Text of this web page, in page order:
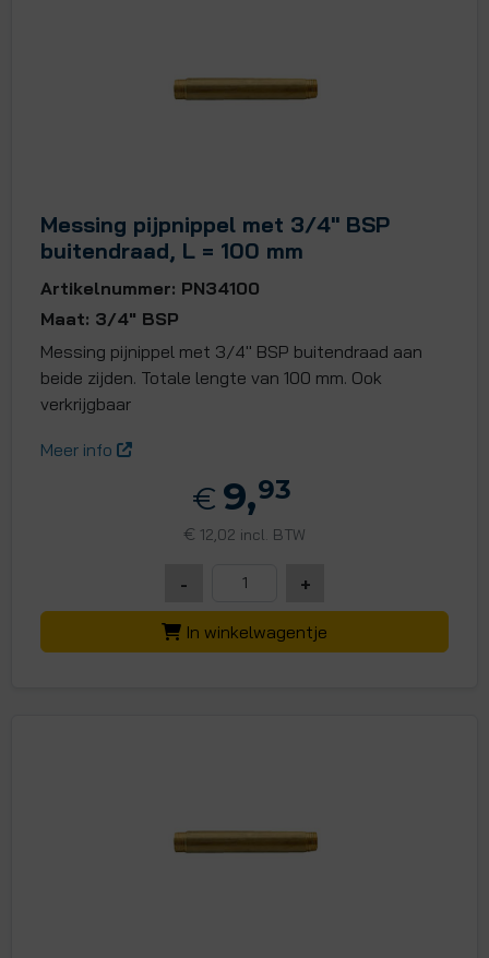
Messing pijpnippel met 3/4" BSP
buitendraad, L = 100 mm
Artikelnummer: PN34100
Maat: 3/4" BSP
Messing pijnippel met 3/4" BSP buitendraad aan
beide zijden. Totale lengte van 100 mm. Ook
verkrijgbaar
Meer info
€ 9,93
€ 12,02 incl. BTW
- +
In winkelwagentje